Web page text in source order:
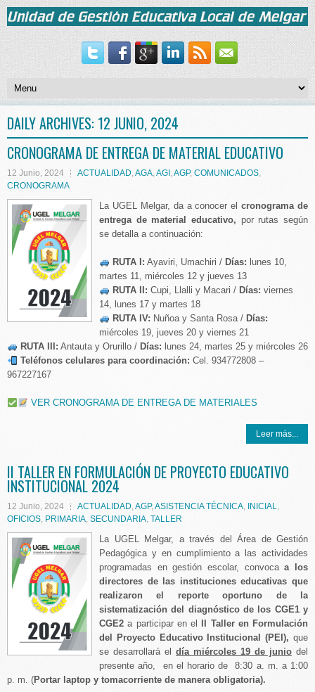
DAILY ARCHIVES: 12 JUNIO, 2024
CRONOGRAMA DE ENTREGA DE MATERIAL EDUCATIVO
12 Junio, 2024 ACTUALIDAD,AGA,AGI ,AGP, COMUNICADOS,
CRONOGRAMA
La UGEL Melgar, da a conocer elcronograma de
entrega de material educativo, por rutas según
se detalla a continuación:
RUTA I: Ayaviri, Umachiri / Días: lunes 10,
martes 11, miércoles 12 y jueves 13
RUTA II: Cupi, Llalli y Macari / Días: viernes
14, lunes 17 y martes 18
RUTA IV: Nuñoa y Santa Rosa / Días:
miércoles 19, jueves 20 y viernes 21
RUTA III: Antauta y Orurillo / Días: lunes 24, martes 25 y miércoles 26
Teléfonos celulares para coordinación: Cel. 934772808 –
967227167
VER CRONOGRAMA DE ENTREGA DE MATERIALES
Leer más...
II TALLER EN FORMULACIÓN DE PROYECTO EDUCATIVO
INSTITUCIONAL 2024
12 Junio, 2024 ACTUALIDAD,AGP,ASISTENCIA TÉCNICA, INICIAL,
OFICIOS, PRIMARIA, SECUNDARIA, TALLER
La UGEL Melgar, a través del Área de Gestión
Pedagógica y en cumplimiento a las actividades
programadas en gestión escolar, convocaa los
directores de las instituciones educativas que
realizaron el reporte oportuno de la
sistematización del diagnóstico de los CGE1 y
CGE2 a participar en el
II Taller en Formulación
del Proyecto Educativo Institucional (PEI), que
se desarrollará el día miércoles 19 de junio del
presente año, en el horario de 8:30 a. m. a 1:00
p. m. (Portar laptop y tomacorriente de manera obligatoria).